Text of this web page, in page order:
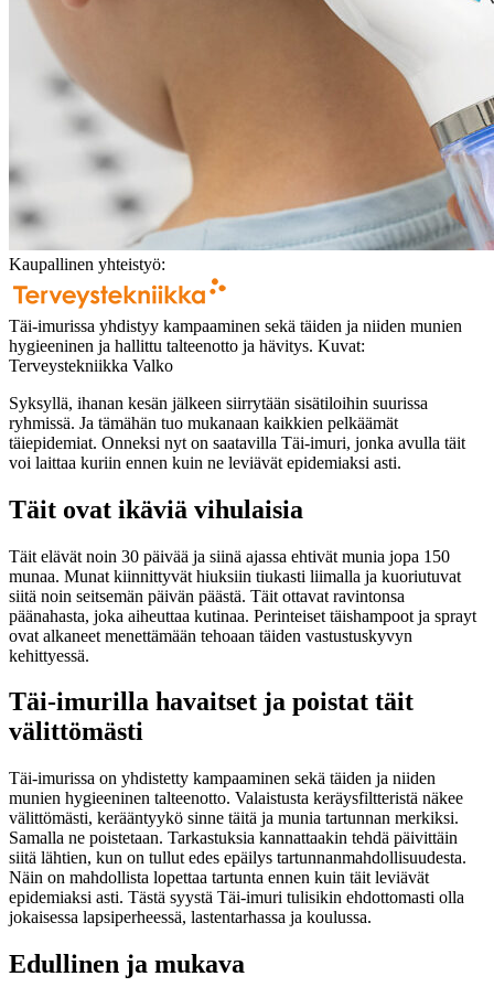
Kaupallinen yhteistyö:
Täi-imurissa yhdistyy kampaaminen sekä täiden ja niiden munien
hygieeninen ja hallittu talteenotto ja hävitys. Kuvat:
Terveystekniikka Valko
Syksyllä, ihanan kesän jälkeen siirrytään sisätiloihin suurissa
ryhmissä. Ja tämähän tuo mukanaan kaikkien pelkäämät
täiepidemiat. Onneksi nyt on saatavilla Täi-imuri, jonka avulla täit
voi laittaa kuriin ennen kuin ne leviävät epidemiaksi asti.
Täit ovat ikäviä vihulaisia
Täit elävät noin 30 päivää ja siinä ajassa ehtivät munia jopa 150
munaa. Munat kiinnittyvät hiuksiin tiukasti liimalla ja kuoriutuvat
siitä noin seitsemän päivän päästä. Täit ottavat ravintonsa
päänahasta, joka aiheuttaa kutinaa. Perinteiset täishampoot ja sprayt
ovat alkaneet menettämään tehoaan täiden vastustuskyvyn
kehittyessä.
Täi-imurilla havaitset ja poistat täit
välittömästi
Täi-imurissa on yhdistetty kampaaminen sekä täiden ja niiden
munien hygieeninen talteenotto. Valaistusta keräysfiltteristä näkee
välittömästi, kerääntyykö sinne täitä ja munia tartunnan merkiksi.
Samalla ne poistetaan. Tarkastuksia kannattaakin tehdä päivittäin
siitä lähtien, kun on tullut edes epäilys tartunnanmahdollisuudesta.
Näin on mahdollista lopettaa tartunta ennen kuin täit leviävät
epidemiaksi asti. Tästä syystä Täi-imuri tulisikin ehdottomasti olla
jokaisessa lapsiperheessä, lastentarhassa ja koulussa.
Edullinen ja mukava